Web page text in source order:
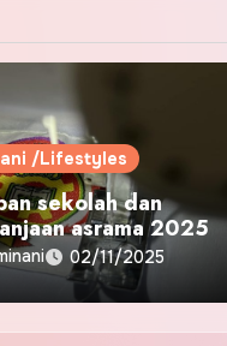
/Lifestyles
sekolah dan
asrama 2025
02/11/2025